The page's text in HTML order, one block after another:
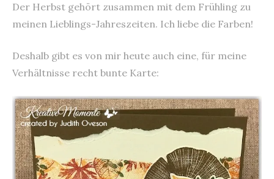
Der Herbst gehört zusammen mit dem Frühling zu
meinen Lieblings-Jahreszeiten. Ich liebe die Farben!
Deshalb gibt es von mir heute auch eine, für meine
Verhältnisse recht bunte Karte: